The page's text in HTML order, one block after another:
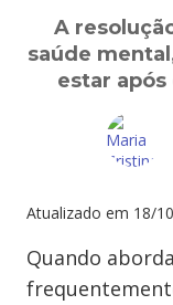
A
saúde
estar
Atualizado em 18/
Quando